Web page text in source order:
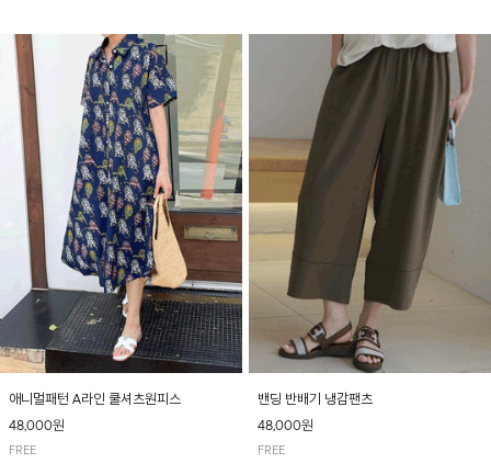
애니멀패턴 A라인 쿨셔츠원피스
48,000원
FREE
밴딩 반배기 냉감팬츠
48,000원
FREE